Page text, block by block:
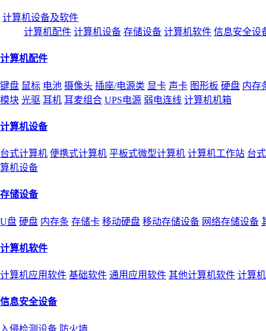
计算机设备及软件
计算机配件 计算机设备 存储设备 计算机软件 信息安全设
计算机配件
键盘 鼠标 电池 摄像头 插座/电源类 显卡 声卡 图形板 硬盘 内存
模块 光驱 耳机 耳麦组合 UPS电源 弱电连线 计算机机箱
计算机设备
台式计算机 便携式计算机 平板式微型计算机 计算机工作站 台
算机设备
存储设备
U盘 硬盘 内存条 存储卡 移动硬盘 移动存储设备 网络存储设备
计算机软件
计算机应用软件 基础软件 通用应用软件 其他计算机软件 计算
信息安全设备
入侵检测设备 防火墙